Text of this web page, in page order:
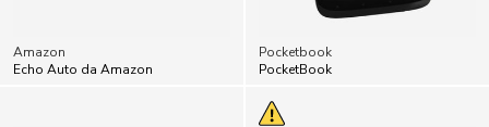
Amazon
Echo Auto da Amazon
Pocketbook
PocketBook